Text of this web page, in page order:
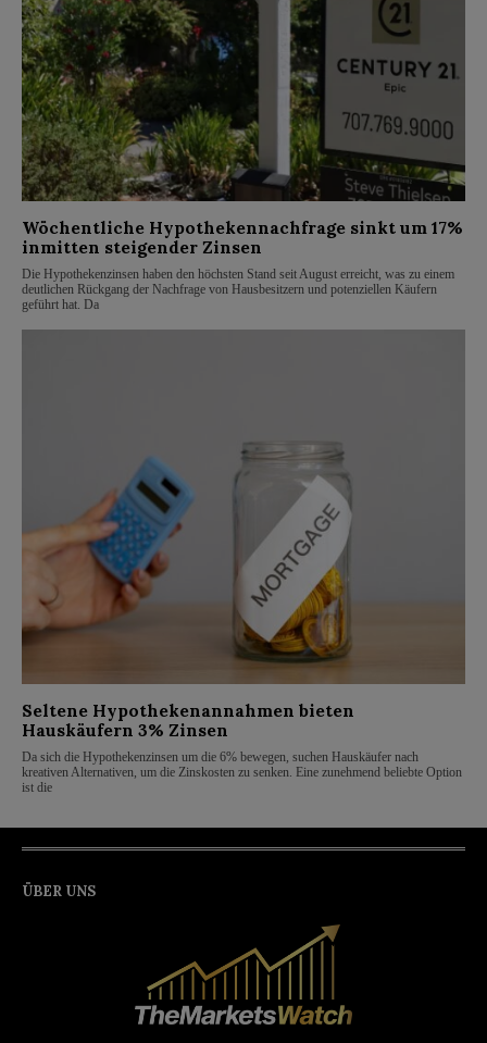
Wöchentliche Hypothekennachfrage sinkt um 17%
inmitten steigender Zinsen
Die Hypothekenzinsen haben den höchsten Stand seit August erreicht, was zu einem
deutlichen Rückgang der Nachfrage von Hausbesitzern und potenziellen Käufern
geführt hat. Da
Seltene Hypothekenannahmen bieten
Hauskäufern 3% Zinsen
Da sich die Hypothekenzinsen um die 6% bewegen, suchen Hauskäufer nach
kreativen Alternativen, um die Zinskosten zu senken. Eine zunehmend beliebte Option
ist die
ÜBER UNS